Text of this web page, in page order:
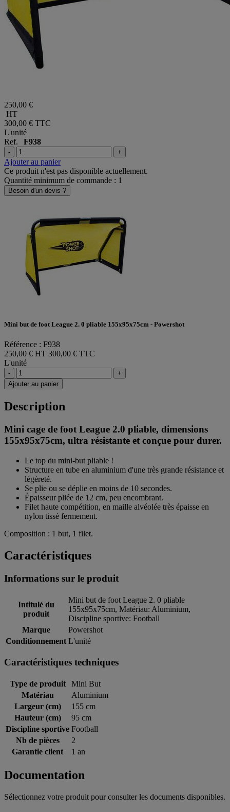
250,00 €
HT
300,00 € TTC
L'unité
Ref. F938
- +
Ajouter au panier
Ce produit n'est pas disponible actuellement.
Quantité minimum de commande : 1
Besoin d'un devis ?
Mini but de foot League 2. 0 pliable 155x95x75cm - Powershot
Référence : F938
250,00 € HT 300,00 € TTC
L'unité
-
+
Ajouter au panier
Description
Mini cage de foot League 2.0 pliable, dimensions
155x95x75cm, ultra résistante et conçue pour durer.
Le top du mini-but pliable !
Structure en tube en aluminium d'une très grande résistance et
légèreté.
Se plie ou se déplie en moins de 10 secondes.
Épaisseur pliée de 12 cm, peu encombrant.
Filet haute compétition, en maille alvéolée très épaisse en
nylon tissé fermement.
Composition : 1 but, 1 filet.
Caractéristiques
Informations sur le produit
Intitulé du
produit
Mini but de foot League 2. 0 pliable
155x95x75cm, Matériau: Aluminium,
Discipline sportive: Football
Marque
Powershot
Conditionnement L'unité
Caractéristiques techniques
Type de produit
Mini But
Matériau
Aluminium
Largeur (cm)
155 cm
Hauteur (cm)
95 cm
Discipline sportive Football
Nb de pièces
2
Garantie client
1 an
Documentation
Sélectionnez votre produit pour consulter les documents disponibles.